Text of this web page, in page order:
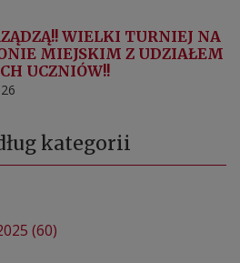
WIELKI TURNIEJ NA
MIEJSKIM Z UDZIAŁEM
UCZNIÓW!!
kategorii
(60)